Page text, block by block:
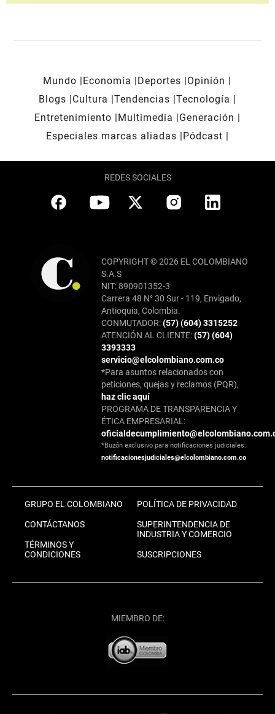
Mundo Economía Deportes
Opinión
Blogs
Cultura Tendencias Tecnología
Entretenimiento
Multimedia
Generación
Especiales marcas aliadas
Pódcast
REDES SOCIALES
COPYRIGHT © 2026 EL COLOMBIANO
S.A.S
NIT: 890901352-3
Carrera 48 N° 30 Sur - 119, Envigado,
Antioquia, Colombia.
CONMUTADOR:(57) (604) 3315252
ATENCIÓN AL CLIENTE:(57) (604)
3393333
servicio@elcolombiano.com.co
*Para asuntos relacionados con
peticiones, quejas y reclamos (PQR),
haz clic aquí
PROGRAMA DE TRANSPARENCIA Y
ÉTICA EMPRESARIAL:
*Buzón exclusivo para notificaciones judiciales:
notificacionesjudiciales@elcolombiano.com.co
GRUPO EL COLOMBIANO
CONTÁCTANOS
TÉRMINOS Y
CONDICIONES
POLÍTICA DE PRIVACIDAD
SUPERINTENDENCIA DE
INDUSTRIA Y COMERCIO
SUSCRIPCIONES
MIEMBRO DE: